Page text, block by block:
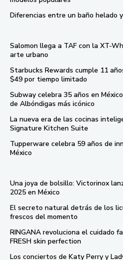
Diferencias entre un baño helado
Salomon llega a TAF con la XT-
arte urbano
Starbucks Rewards cumple 11
$49 por tiempo limitado
Subway celebra 35 años en
de Albóndigas más icónico
La nueva era de las cocinas
Signature Kitchen Suite
Tupperware celebra 59 años de
México
Una joya de bolsillo: Victorinox
2025 en México
El secreto natural detrás de los
frescos del momento
RINGANA revoluciona el cuidado
FRESH skin perfection
Los conciertos de Katy Perry y